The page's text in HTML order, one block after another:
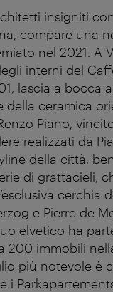
insigniti
compare una
nel 2021.
interni del
lascia a bocca
della ceramica
Piano,
realizzati da
della città,
di grattacieli,
e Pierre de
elvetico ha
200 immobili
più notevole è
i